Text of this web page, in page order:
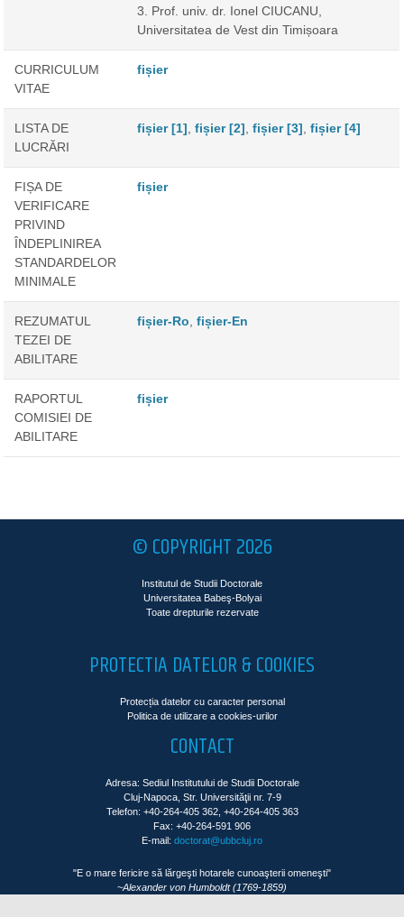
3. Prof. univ. dr. Ionel CIUCANU,
Universitatea de Vest din Timișoara
CURRICULUM
VITAE
fișier
LISTA DE
LUCRĂRI
fișier [1] fișier [2] fișier [3] fișier [4]
FIȘA DE
VERIFICARE
PRIVIND
ÎNDEPLINIREA
STANDARDELOR
MINIMALE
fișier
REZUMATUL
TEZEI DE
ABILITARE
fișier-Ro fișier-En
RAPORTUL
COMISIEI DE
ABILITARE
fișier
© COPYRIGHT 2026
Institutul de Studii Doctorale
Universitatea Babeş-Bolyai
Toate drepturile rezervate
PROTECTIA DATELOR & COOKIES
Protecția datelor cu caracter personal
Politica de utilizare a cookies-urilor
CONTACT
Adresa: Sediul Institutului de Studii Doctorale
Cluj-Napoca, Str. Universităţii nr. 7-9
Telefon: +40-264-405 362, +40-264-405 363
Fax: +40-264-591 906
E-mail: doctorat@ubbcluj.ro
"E o mare fericire să lărgeşti hotarele cunoaşterii omeneşti"
~Alexander von Humboldt (1769-1859)